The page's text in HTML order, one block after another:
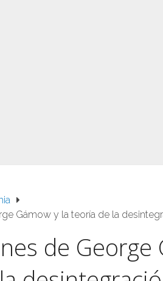
Gámow y la teoría de la
de George